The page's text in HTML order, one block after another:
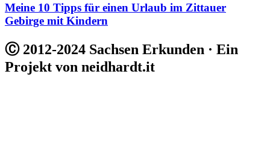
Meine 10 Tipps für einen Urlaub im Zittauer
Gebirge mit Kindern
Ⓒ 2012-2024 Sachsen Erkunden · Ein
Projekt von neidhardt.it